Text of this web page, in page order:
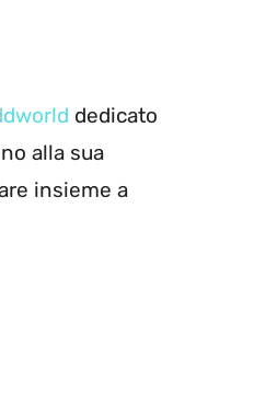
dedicato
alla sua
insieme a